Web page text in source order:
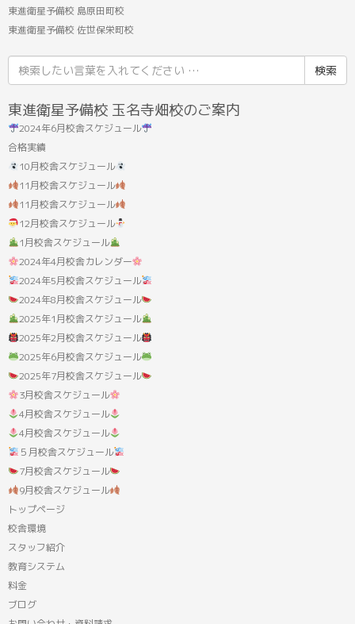
東進衛星予備校 島原田町校
東進衛星予備校 佐世保栄町校
索
結
果:
東進衛星予備校 玉名寺畑校のご案内
2024年6月校舎スケジュール
合格実績
10月校舎スケジュール
11月校舎スケジュール
11月校舎スケジュール
12月校舎スケジュール
1月校舎スケジュール
2024年4月校舎カレンダー
2024年5月校舎スケジュール
2024年8月校舎スケジュール
2025年1月校舎スケジュール
2025年2月校舎スケジュール
2025年6月校舎スケジュール
2025年7月校舎スケジュール
3月校舎スケジュール
4月校舎スケジュール
4月校舎スケジュール
５月校舎スケジュール
7月校舎スケジュール
9月校舎スケジュール
トップページ
校舎環境
スタッフ紹介
教育システム
料金
ブログ